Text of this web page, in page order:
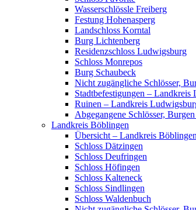
Wasserschlössle Freiberg
Festung Hohenasperg
Landschloss Korntal
Burg Lichtenberg
Residenzschloss Ludwigsburg
Schloss Monrepos
Burg Schaubeck
Nicht zugängliche Schlösser,
Stadtbefestigungen – Landkreis
Ruinen – Landkreis
Abgegangene Schlösser,
Landkreis Böblingen
Übersicht – Landkreis Böblingen
Schloss Dätzingen
Schloss Deufringen
Schloss Höfingen
Schloss Kalteneck
Schloss Sindlingen
Schloss Waldenbuch